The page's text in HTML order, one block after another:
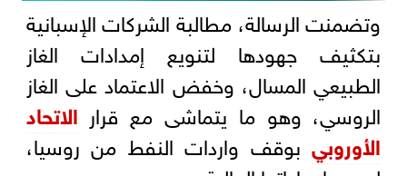
وتضمنت الرسالة، مطالبة الشركات الإسبانية
بتكثيف جهودها لتنويع إمدادات الغاز
الطبيعي المسال، وخفض الاعتماد على الغاز
الروسي، وهو ما يتماشى مع قرار الاتحاد
الأوروبيبوقف واردات النفط من روسيا،